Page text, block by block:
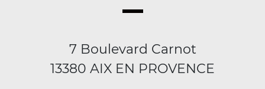
7 Boulevard Carnot
13380 AIX EN PROVENCE